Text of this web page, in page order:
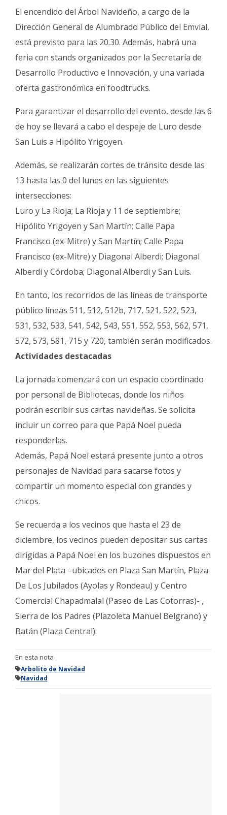
El encendido del Árbol Navideño, a cargo de la
Dirección General de Alumbrado Público del Emvial,
está previsto para las 20.30. Además, habrá una
feria con stands organizados por la Secretaría de
Desarrollo Productivo e Innovación, y una variada
oferta gastronómica en foodtrucks.
Para garantizar el desarrollo del evento, desde las 6
de hoy se llevará a cabo el despeje de Luro desde
San Luis a Hipólito Yrigoyen.
Además, se realizarán cortes de tránsito desde las
13 hasta las 0 del lunes en las siguientes
intersecciones:
Luro y La Rioja; La Rioja y 11 de septiembre;
Hipólito Yrigoyen y San Martín; Calle Papa
Francisco (ex-Mitre) y San Martín; Calle Papa
Francisco (ex-Mitre) y Diagonal Alberdi; Diagonal
Alberdi y Córdoba; Diagonal Alberdi y San Luis.
En tanto, los recorridos de las líneas de transporte
público líneas 511, 512, 512b, 717, 521, 522, 523,
531, 532, 533, 541, 542, 543, 551, 552, 553, 562, 571,
572, 573, 581, 715 y 720, también serán modificados.
Actividades destacadas
La jornada comenzará con un espacio coordinado
por personal de Bibliotecas, donde los niños
podrán escribir sus cartas navideñas. Se solicita
incluir un correo para que Papá Noel pueda
responderlas.
Además, Papá Noel estará presente junto a otros
personajes de Navidad para sacarse fotos y
compartir un momento especial con grandes y
chicos.
Se recuerda a los vecinos que hasta el 23 de
diciembre, los vecinos pueden depositar sus cartas
dirigidas a Papá Noel en los buzones dispuestos en
Mar del Plata –ubicados en Plaza San Martín, Plaza
De Los Jubilados (Ayolas y Rondeau) y Centro
Comercial Chapadmalal (Paseo de Las Cotorras)- ,
Sierra de los Padres (Plazoleta Manuel Belgrano) y
Batán (Plaza Central).
En esta nota
Arbolito de Navidad
Navidad